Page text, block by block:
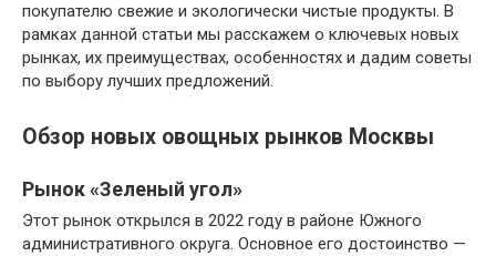
покупателю свежие и экологически чистые продукты. В
рамках данной статьи мы расскажем о ключевых новых
рынках, их преимуществах, особенностях и дадим советы
по выбору лучших предложений.
Обзор новых овощных рынков Москвы
Рынок «Зеленый угол»
Этот рынок открылся в 2022 году в районе Южного
административного округа. Основное его достоинство —